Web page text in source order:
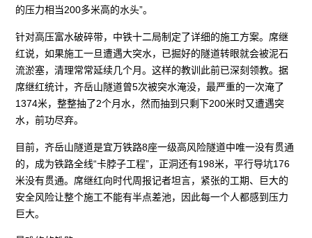
的压力相当200多米高的水头”。
针对高压富水破碎带，中铁十二局制定了详细的施工方案。席继
红说，如果施工一旦遭遇大突水，已掘好的隧道转眼就会被泥石
流淤塞，清理常常延续几个月。这样的教训此前已深刻领教。据
席继红统计，齐岳山隧道曾5次被突水淹没，最严重的一次淹了
1374米，整整抽了2个月水，然而抽到只剩下200米时又遭遇突
水，前功尽弃。
目前，齐岳山隧道是宜万铁路8座一级高风险隧道中唯一没有贯通
的，成为铁路全线“卡脖子工程”，正洞还有198米，平行导坑176
米没有贯通。席继红向时代周报记者坦言，紧张的工期、巨大的
安全风险让整个施工不能有半点差池，因此每一个人都感到压力
巨大。